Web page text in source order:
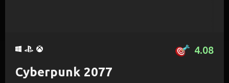
4.08
Cyberpunk 2077